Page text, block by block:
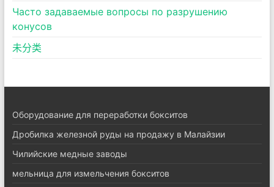
Часто задаваемые вопросы по разрушению
конусов
未分类
Оборудование для переработки бокситов
Дробилка железной руды на продажу в Малайзии
Чилийские медные заводы
мельница для измельчения бокситов